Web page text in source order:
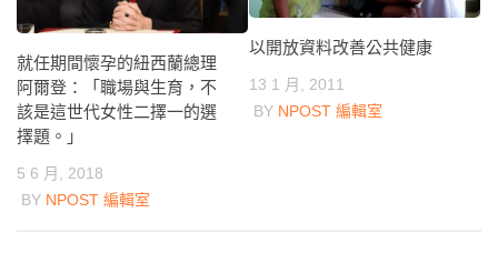
就任期間懷孕的紐西蘭總理
阿爾登：「職場與生育，不
該是這世代女性二擇一的選
擇題。」
5 6 月, 2018
BY NPOST 編輯室
以開放資料改善公共健康
13 1 月, 2011
BY NPOST 編輯室